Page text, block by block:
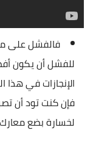
فالفشل على
للفشل أن يكون
الإنجازات في هذا
فإن كنت تود أن
لخسارة بضع